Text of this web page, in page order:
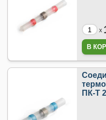
x
ПК-Т